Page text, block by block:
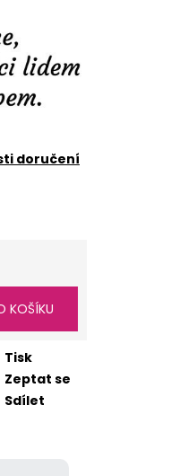
doručení
KOŠÍKU
Tisk
Zeptat se
Sdílet